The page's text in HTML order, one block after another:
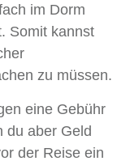
im Dorm
Somit kannst
zu müssen.
eine Gebühr
du aber Geld
der Reise ein